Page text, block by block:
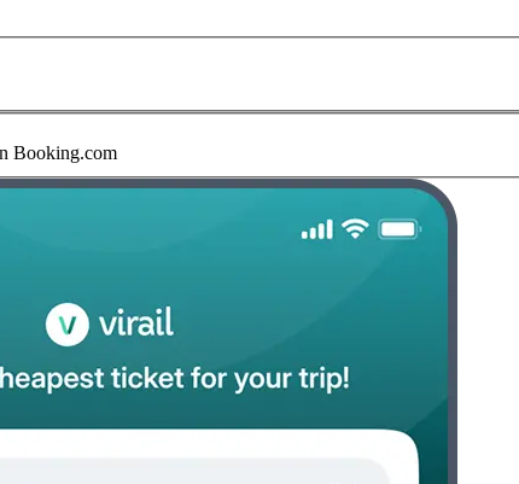
Booking.com